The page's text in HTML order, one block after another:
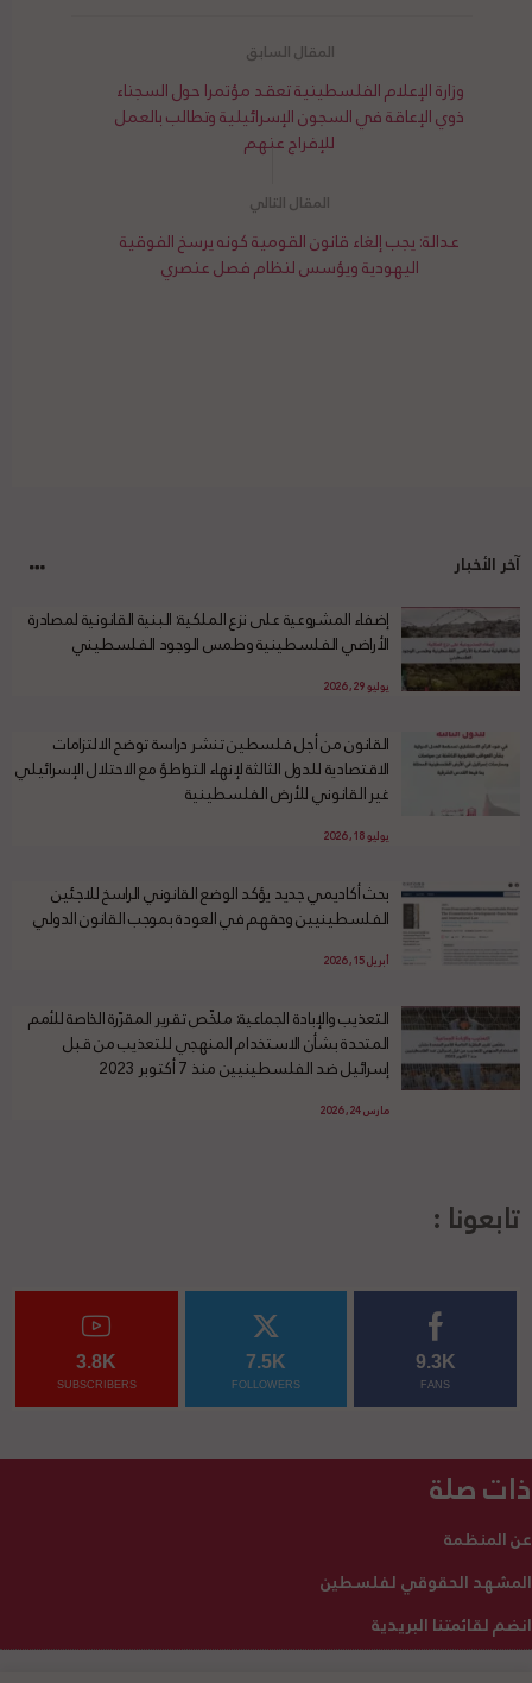
وزارة الإعلام الفلسطينية تعقد مؤتمرا حول السجناء
ذوي الإعاقة في السجون الإسرائيلية وتطالب بالعمل
للإفراج عنهم
عدالة: يجب إلغاء قانون القومية كونه يرسخ الفوقية
اليهودية ويؤسس لنظام فصل عنصري
آخر الأخبار
إضفاء المشروعية على نزع الملكية: البنية القانونية لمصادرة
الأراضي الفلسطينية وطمس الوجود الفلسطيني
يوليو 29, 2026
القانون من أجل فلسطين تنشر دراسة توضح الالتزامات
الاقتصادية للدول الثالثة لإنهاء التواطؤ مع الاحتلال الإسرائيلي
غير القانوني للأرض الفلسطينية
يوليو 18, 2026
بحث أكاديمي جديد يؤكد الوضع القانوني الراسخ للاجئين
الفلسطينيين وحقهم في العودة بموجب القانون الدولي
أبريل 15, 2026
التعذيب والإبادة الجماعية: ملخّص تقرير المقرّرة الخاصة للأمم
المتحدة بشأن الاستخدام المنهجي للتعذيب من قبل
إسرائيل ضد الفلسطينيين منذ 7 أكتوبر 2023
مارس 24, 2026
تابعونا :
9.3K
FANS
7.5K
FOLLOWERS
3.8K
SUBSCRIBERS
ذات صلة
عن المنظمة
المشهد الحقوقي لفلسطين
انضم لقائمتنا البريدية